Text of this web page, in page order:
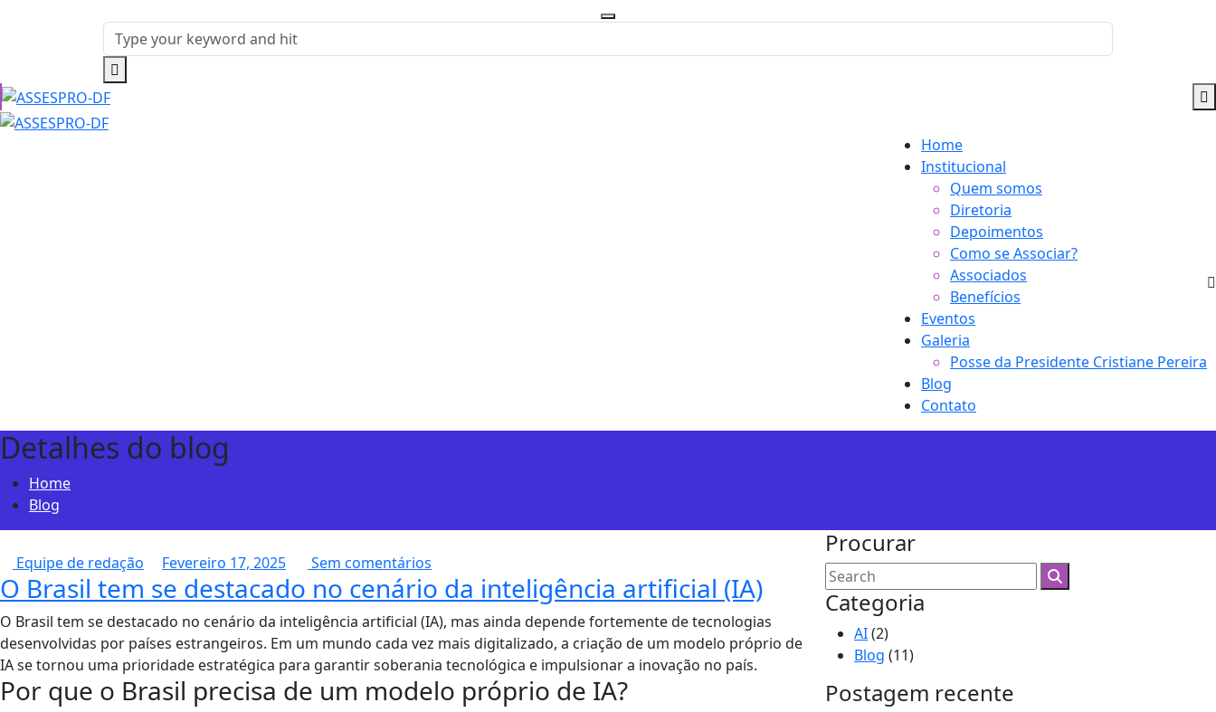
Home
Institucional
Quem somos
Diretoria
Depoimentos
Como se Associar?
Associados
Benefícios
Eventos
Galeria
Posse da Presidente Cristiane Pereira
Blog
Contato
Detalhes do blog
Home
Blog
Equipe de redação Fevereiro 17, 2025 Sem comentários
O Brasil tem se destacado no cenário da inteligência artificial (IA)
O Brasil tem se destacado no cenário da inteligência artificial (IA), mas ainda depende fortemente de tecnologias
desenvolvidas por países estrangeiros. Em um mundo cada vez mais digitalizado, a criação de um modelo próprio de
IA se tornou uma prioridade estratégica para garantir soberania tecnológica e impulsionar a inovação no país.
Por que o Brasil precisa de um modelo próprio de IA?
Procurar
Categoria
AI(2)
Blog (11)
Postagem recente